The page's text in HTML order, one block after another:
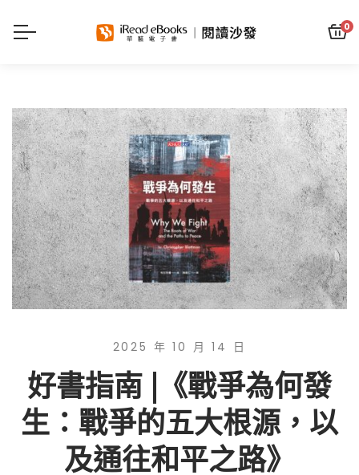
0
2025 年 10 月 14 日
好書指南 |《戰爭為何發
生：戰爭的五大根源，以
及通往和平之路》